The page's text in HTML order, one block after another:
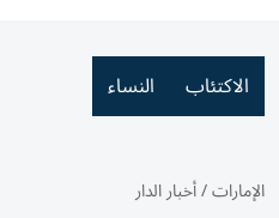
الاكتئاب النساء
الإمارات/أخبار الدار